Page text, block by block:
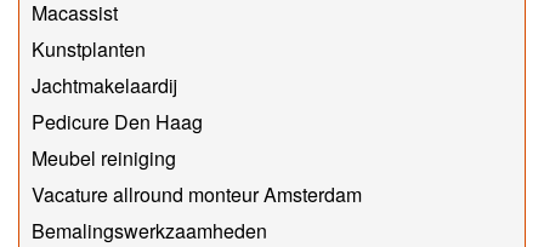
Macassist
Kunstplanten
Jachtmakelaardij
Pedicure Den Haag
Meubel reiniging
Vacature allround monteur Amsterdam
Bemalingswerkzaamheden